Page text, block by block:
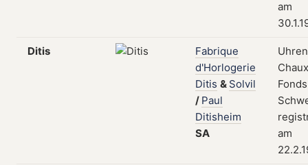
am
Ditis
Fabrique
d'Horlogerie
Ditis & Solvil
/ Paul
Ditisheim
SA
am